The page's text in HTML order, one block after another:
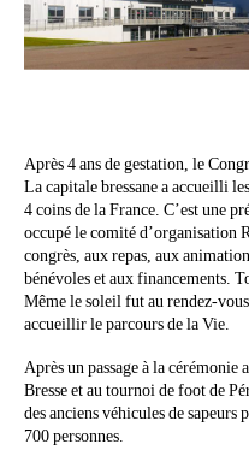
Après 4 ans de gestation, le
La capitale bressane a accueilli
4 coins de la France. C’est une
occupé le comité d’organisation
congrès, aux repas, aux
bénévoles et aux financements.
Même le soleil fut au rendez-
accueillir le parcours de la Vie.
Après un passage à la
Bresse et au tournoi de foot de
des anciens véhicules de
700 personnes.